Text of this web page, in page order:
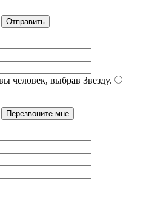
человек, выбрав Звезду.